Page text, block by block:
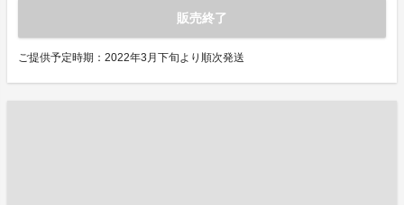
販売終了
ご提供予定時期：2022年3月下旬より順次発送